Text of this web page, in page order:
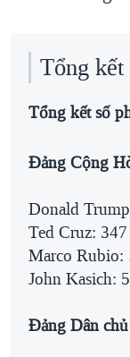
Tổng
Tổng kết số
Đảng Cộng
Donald
Ted Cruz: 347
Marco Rubio:
John Kasich:
Đảng Dân chủ